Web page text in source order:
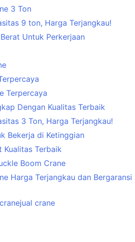
3 Ton
9 ton, Harga Terjangkau!
Untuk Perkerjaan
Terpercaya
Dengan Kualitas Terbaik
3 Ton, Harga Terjangkau!
Bekerja di Ketinggian
Kualitas Terbaik
Boom Crane
Harga Terjangkau dan Bergaransi
jual crane